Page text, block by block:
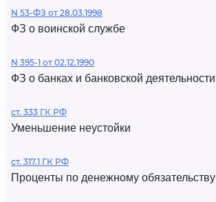
N 53-ФЗ от 28.03.1998
ФЗ о воинской службе
N 395-1 от 02.12.1990
ФЗ о банках и банковской деятельности
ст. 333 ГК РФ
Уменьшение неустойки
ст. 317.1 ГК РФ
Проценты по денежному обязательству